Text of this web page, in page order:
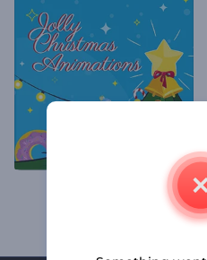
مقاطع الكريسماس السعيدة